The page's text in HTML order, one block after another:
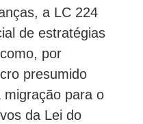
a LC 224
de estratégias
por
presumido
para o
da Lei do